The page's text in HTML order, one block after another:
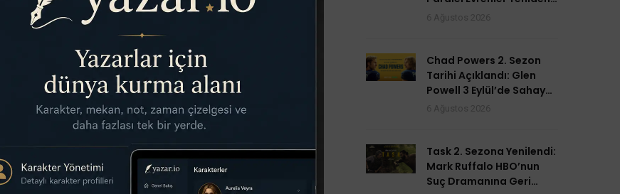
Chad Powers 2. Sezon
Tarihi Açıklandı: Glen
Powell 3 Eylül’de Sahaya
Task 2. Sezona Yenilendi:
Mark Ruffalo HBO’nun
Suç Dramanına Geri